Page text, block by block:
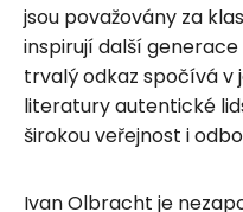
jsou považovány za
inspirují další
trvalý odkaz spočívá v
literatury autentické
širokou veřejnost i
Ivan Olbracht je